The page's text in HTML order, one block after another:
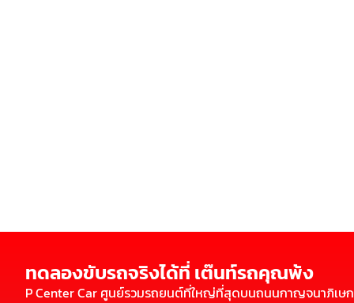
ทดลองขับรถจริงได้ที่ เต๊นท์รถคุณพ้ง
P Center Car ศูนย์รวมรถยนต์ที่ใหญ่ที่สุดบนถนนกาญจนาภิเษก